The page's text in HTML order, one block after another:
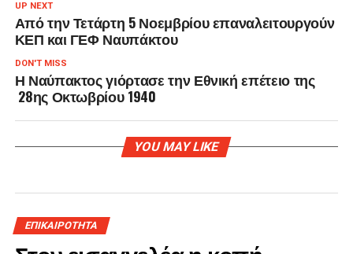
UP NEXT
Από την Τετάρτη 5 Νοεμβρίου επαναλειτουργούν
ΚΕΠ και ΓΕΦ Ναυπάκτου
DON'T MISS
Η Ναύπακτος γιόρτασε την Εθνική επέτειο της
28ης Οκτωβρίου 1940
YOU MAY LIKE
ΕΠΙΚΑΙΡΟΤΗΤΑ